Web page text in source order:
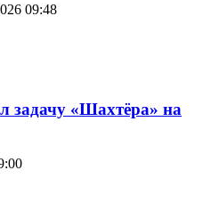
09:48
задачу «Шахтёра» на